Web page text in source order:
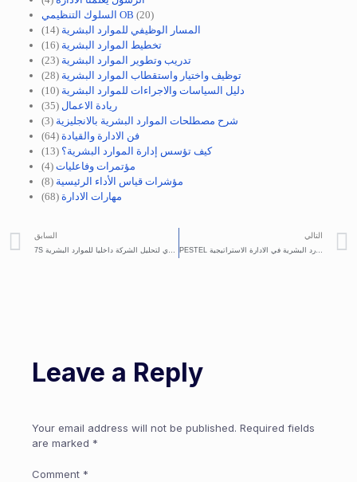
السلوك التنظيمي OB (20)
المسار الوظيفي للموارد البشرية (14)
تخطيط الموارد البشرية (16)
تدريب وتطوير الموارد البشرية (23)
توظيف واختيار واستقطاب الموارد البشرية (28)
دليل السياسات والاجراءات للموارد البشرية (10)
ريادة الاعمال (35)
شرح مصطلحات الموارد البشرية بالانجليزية (3)
فن الادارة والقيادة (64)
كيف تؤسس إدارة الموارد البشرية؟ (13)
مؤتمرات وفاعليات (4)
مؤشرات قياس الأداء الرئيسية (8)
مهارات الادارة (68)
السابق
7S تحليل ماكينزي لتحليل الشركة داخليا للموارد البشرية
التالي
PESTEL نموذج بيستل وكيف يستخدمه الموارد البشرية في الادارة الاستراتيجية
Leave a Reply
Your email address will not be published. Required fields
are marked *
Comment *